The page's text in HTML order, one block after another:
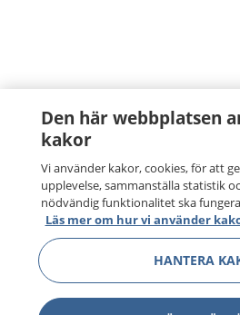
1177–tryggt om din
På 1177.se får du råd om hälsa
sjukdomar och vilka
Den här webbplatsen
kakor
Vi använder kakor, cookies, för att
upplevelse, sammanställa statistik
nödvändig funktionalitet ska
Läs mer om hur vi använder
HANTERA